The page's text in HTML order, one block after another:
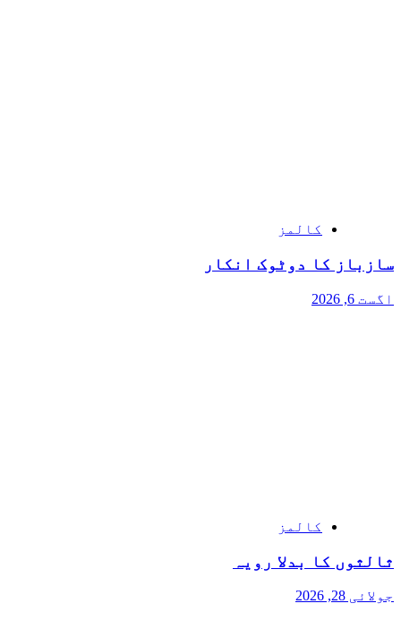
کالمز
سازباز کا دوٹوک انکار
اگست 6, 2026
کالمز
ثالثوں کا بدلا رویہ
جولائی 28, 2026